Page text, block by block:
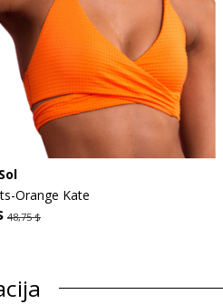
Orange Kate
48,75 $